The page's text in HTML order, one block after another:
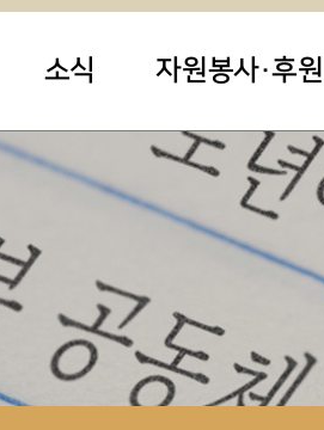
소식 자원봉사·후원